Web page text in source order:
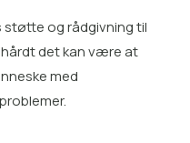
støtte og rådgivning til
hårdt det kan være at
med